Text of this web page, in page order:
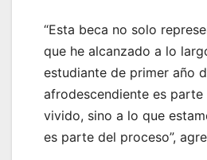
“Esta beca no solo
que he alcanzado a lo
estudiante de primer año
afrodescendiente es
vivido, sino a lo que
es parte del proceso”,